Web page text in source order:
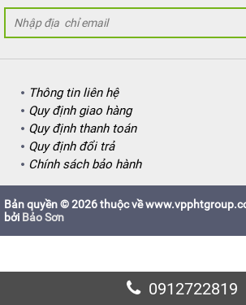
0912722819
Thông tin liên hệ
Quy định giao hàng
Quy định thanh toán
Quy định đổi trả
Chính sách bảo hành
Bản quyền © 2026 thuộc về
bởi Bảo Sơn